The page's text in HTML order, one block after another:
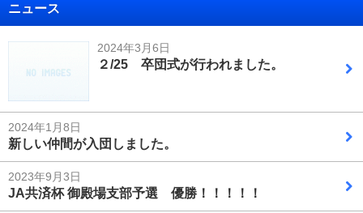
ニュース
2024年3月6日
２/25 卒団式が行われました。
2024年1月8日
新しい仲間が入団しました。
2023年9月3日
JA共済杯 御殿場支部予選 優勝！！！！！